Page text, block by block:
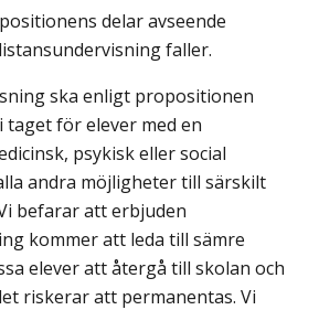
delar avseende
faller.
ska enligt propositionen
för elever med en
psykisk eller social
andra möjligheter till särskilt
befarar att erbjuden
kommer att leda till sämre
elever att återgå till skolan och
riske­rar att permanentas. Vi